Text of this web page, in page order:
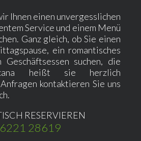
Ihnen einen unvergesslichen
Service und einem Menü
Ganz gleich, ob Sie einen
ein romantisches
suchen, die
heißt sie herzlich
kontaktieren Sie uns
RESERVIEREN
28619